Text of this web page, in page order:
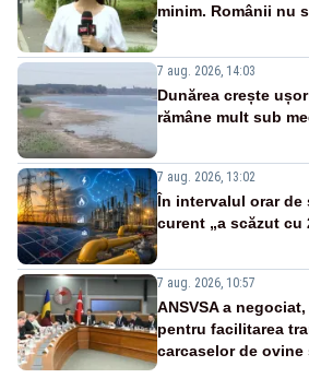
minim. Românii nu
7 aug. 2026, 14:03
Dunărea crește
rămâne mult sub
7 aug. 2026, 13:02
În intervalul orar de
curent „a scăzut cu
7 aug. 2026, 10:57
ANSVSA a
pentru facilitarea
carcaselor de ovine